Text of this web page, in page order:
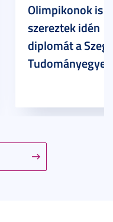
Olimpikonok is
szereztek idén
diplomát a